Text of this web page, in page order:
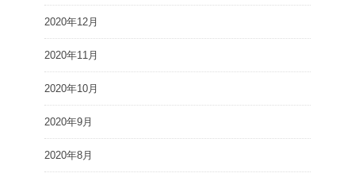
2020年12月
2020年11月
2020年10月
2020年9月
2020年8月